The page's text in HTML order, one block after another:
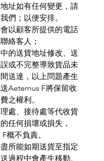
址如有任何變更，請
們；以便安排。
以顧客所提供的電話
絡客人；
的送貨地址修改、送
或不完整導致貨品未
送達，以上問題產生
Aeternus F將保留收
之權利。
處、接待處等代收貨
任何損壞或損失，
概不負責。
所能如期送貨至指定
過程中會產生移動、